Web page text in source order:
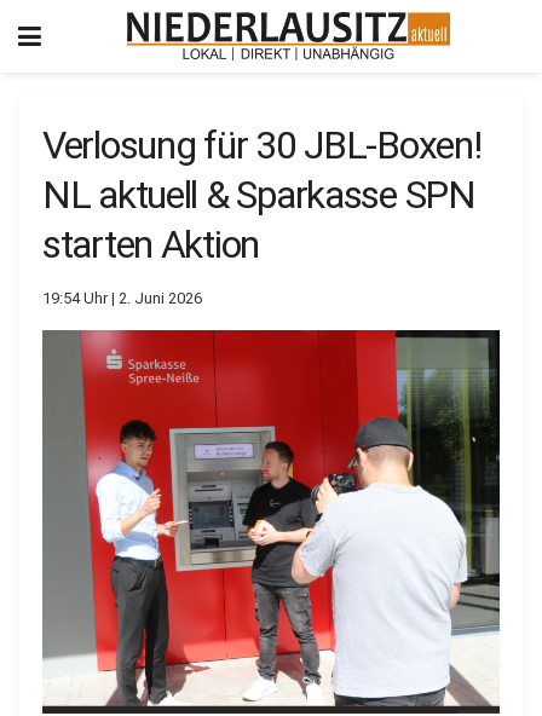
Verlosung für 30 JBL-Boxen!
NL aktuell & Sparkasse SPN
starten Aktion
19:54 Uhr | 2. Juni 2026